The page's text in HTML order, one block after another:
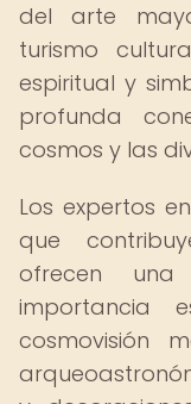
del arte
turismo
espiritual y
profunda
cosmos y las
Los expertos
que
ofrecen
importancia
cosmovisión